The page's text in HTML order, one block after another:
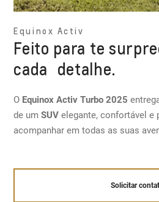
Equinox Activ
Feito para te
cada detalhe.
O Equinox Activ Turbo 2025
de umSUV elegante, confortável e
acompanhar em todas as suas
Solicitar